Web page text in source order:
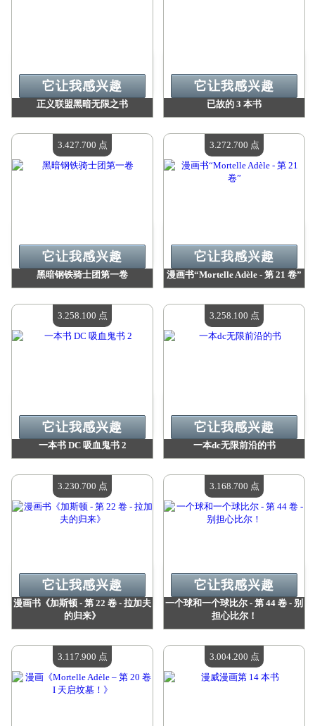
正义联盟黑暗无限之书
现有数量：4
它让我感兴趣
已故的 3 本书
现有数量：4
它让我感兴趣
黑暗钢铁骑士团第一卷
现有数量：4
它让我感兴趣
3.427.700 点
漫画书“Mortelle Adèle - 第 21 卷”
现有数量：4
它让我感兴趣
3.272.700 点
一本书 DC 吸血鬼书 2
现有数量：4
它让我感兴趣
3.258.100 点
一本dc无限前沿的书
现有数量：4
它让我感兴趣
3.258.100 点
漫画书《加斯顿 - 第 22 卷 - 拉加夫
的归来》
现有数量：4
它让我感兴趣
3.230.700 点
一个球和一个球比尔 - 第 44 卷 - 别
担心比尔！
现有数量：4
它让我感兴趣
3.168.700 点
3.117.900 点 3.004.200 点